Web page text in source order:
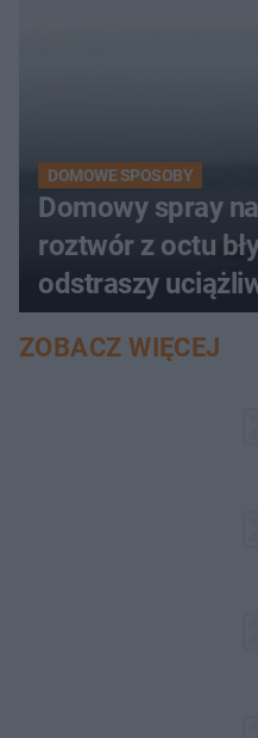
DOMOWE SPOSOBY
Domowy spray
roztwór z octu
odstraszy
ZOBACZ WIĘCEJ